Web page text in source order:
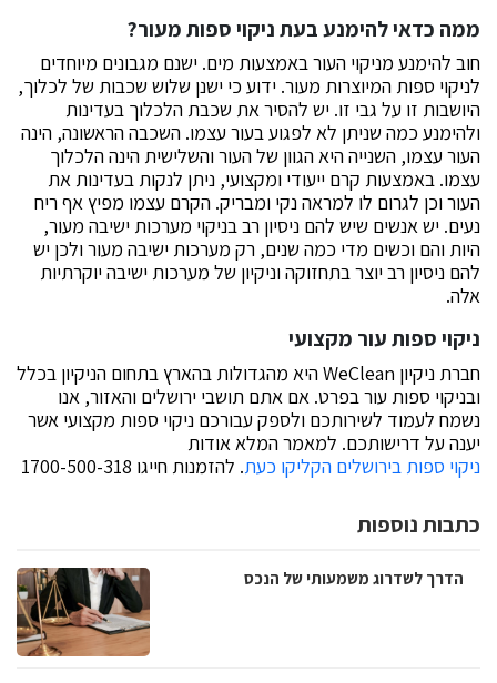
ממה כדאי להימנע בעת ניקוי ספות מעור?
חוב להימנע מניקוי העור באמצעות מים. ישנם מגבונים מיוחדים
לניקוי ספות המיוצרות מעור. ידוע כי ישנן שלוש שכבות של לכלוך,
היושבות זו על גבי זו. יש להסיר את שכבת הלכלוך בעדינות
ולהימנע כמה שניתן לא לפגוע בעור עצמו. השכבה הראשונה, הינה
העור עצמו, השנייה היא הגוון של העור והשלישית הינה הלכלוך
עצמו. באמצעות קרם ייעודי ומקצועי, ניתן לנקות בעדינות את
העור וכן לגרום לו למראה נקי ומבריק. הקרם עצמו מפיץ אף ריח
נעים. יש אנשים שיש להם ניסיון רב בניקוי מערכות ישיבה מעור,
היות והם וכשים מדי כמה שנים, רק מערכות ישיבה מעור ולכן יש
להם ניסיון רב יוצר בתחזוקה וניקיון של מערכות ישיבה יוקרתיות
אלה.
ניקוי ספות עור מקצועי
חברת ניקיון WeClean היא מהגדולות בהארץ בתחום הניקיון בכלל
ובניקוי ספות עור בפרט. אם אתם תושבי ירושלים והאזור, אנו
נשמח לעמוד לשירותכם ולספק עבורכם ניקוי ספות מקצועי אשר
יענה על דרישותכם. למאמר המלא אודות
ניקוי ספות בירושלים הקליקו כעת. להזמנות חייגו 1700-500-318
כתבות נוספות
הדרך לשדרוג משמעותי של הנכס